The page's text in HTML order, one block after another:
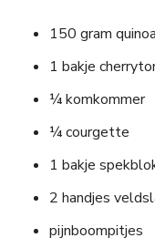
150 gram quinoa
1 bakje
¼ komkommer
¼ courgette
1 bakje
2 handjes
pijnboompitjes